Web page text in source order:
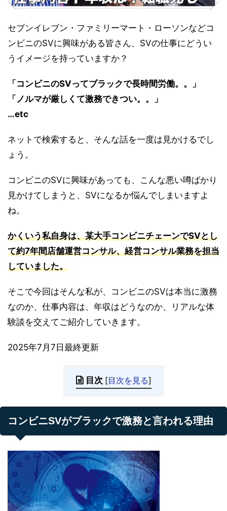
セブンイレブン・ファミリーマート・ローソンなどコ
ンビニのSVに興味がある皆さん、SVの仕事にどうい
うイメージを持っていますか？
「コンビニのSVってブラックで長時間労働。。」
「ノルマが厳しくて激務できつい。。」
…etc
ネットで検索すると、そんな話を一度は見かけるでし
ょう。
コンビニのSVに興味があっても、こんな悪い噂ばかり
見かけてしまうと、SVになるか悩んでしまいますよ
ね。
かくいう私自身は、某大手コンビニチェーンでSVとし
て約7年間店舗運営コンサル、経営コンサル業務を担当
していました。
そこで今回はそんな私が、コンビニのSVは本当に激務
なのか、仕事内容は、年収はどうなのか、リアルな体
験談を交えてご紹介していきます。
2025年7月7日最終更新
目次 [目次を見る]
コンビニSVがブラックで激務と言われる理由